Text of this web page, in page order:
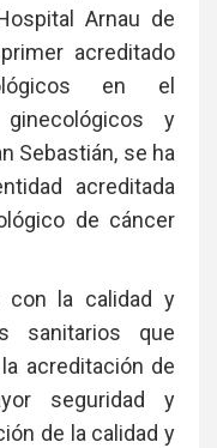
Arnau de
acreditado
en el
y
Sebastián, se ha
acreditada
de cáncer
con la calidad y
sanitarios que
acreditación de
seguridad y
de la calidad y